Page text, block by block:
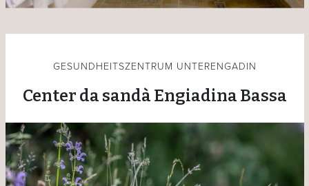
GESUNDHEITSZENTRUM UNTERENGADIN
Center da sandà Engiadina Bassa